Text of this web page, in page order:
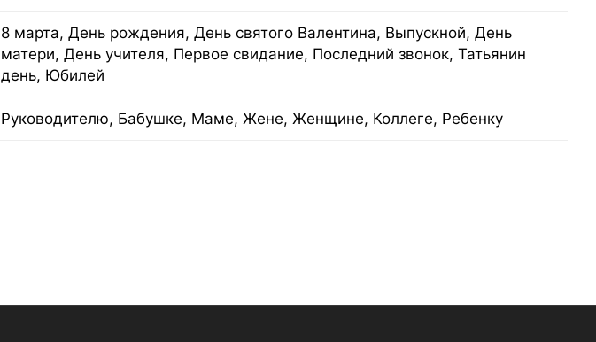
8 марта, День рождения, День святого Валентина, Выпускной, День
матери, День учителя, Первое свидание, Последний звонок, Татьянин
день, Юбилей
Руководителю, Бабушке, Маме, Жене, Женщине, Коллеге, Ребенку